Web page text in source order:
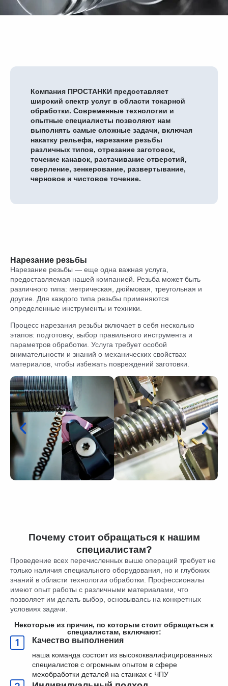
Компания ПРОСТАНКИ предоставляет
широкий спектр услуг в области токарной
обработки. Современные технологии и
опытные специалисты позволяют нам
выполнять самые сложные задачи, включая
накатку рельефа, нарезание резьбы
различных типов, отрезание заготовок,
точение канавок, растачивание отверстий,
сверление, зенкерование, развертывание,
черновое и чистовое точение.
Нарезание резьбы
Нарезание резьбы — еще одна важная услуга,
предоставляемая нашей компанией. Резьба может быть
различного типа: метрическая, дюймовая, треугольная и
другие. Для каждого типа резьбы применяются
определенные инструменты и техники.
Процесс нарезания резьбы включает в себя несколько
этапов: подготовку, выбор правильного инструмента и
параметров обработки. Услуга требует особой
внимательности и знаний о механических свойствах
материалов, чтобы избежать повреждений заготовки.
Почему стоит обращаться к нашим
специалистам?
Проведение всех перечисленных выше операций требует не
только наличия специального оборудования, но и глубоких
знаний в области технологии обработки. Профессионалы
имеют опыт работы с различными материалами, что
позволяет им делать выбор, основываясь на конкретных
условиях задачи.
Некоторые из причин, по которым стоит обращаться к
специалистам, включают:
Качество выполнения
наша команда состоит из высококвалифицированных
специалистов с огромным опытом в сфере
мехобработки деталей на станках с ЧПУ